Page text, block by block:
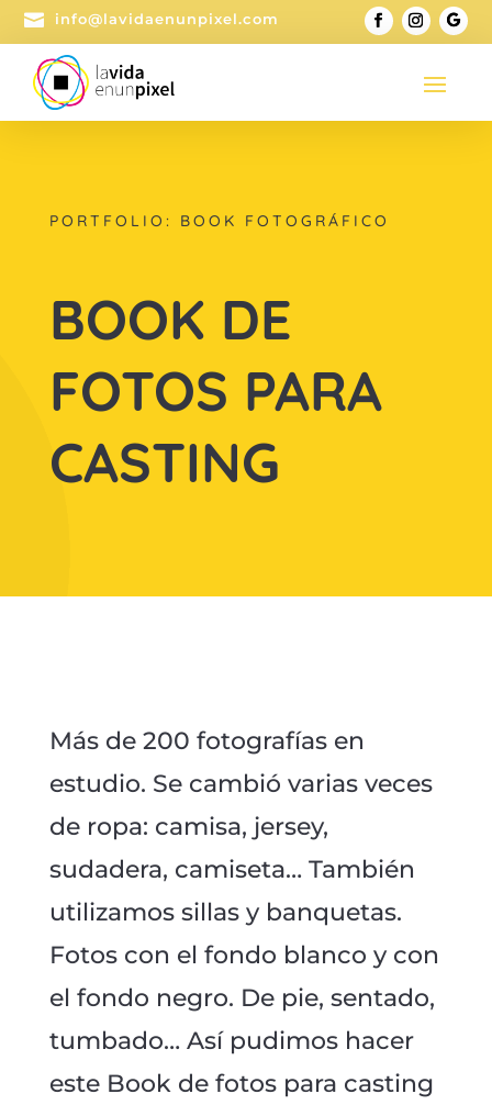
 info@lavidaenunpixel.com
PORTFOLIO: BOOK FOTOGRÁFICO
BOOK DE
FOTOS PARA
CASTING
Más de 200 fotografías en
estudio. Se cambió varias veces
de ropa: camisa, jersey,
sudadera, camiseta… También
utilizamos sillas y banquetas.
Fotos con el fondo blanco y con
el fondo negro. De pie, sentado,
tumbado… Así pudimos hacer
este Book de fotos para casting